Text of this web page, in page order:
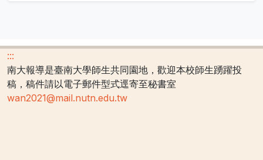
:::
南大報導是臺南大學師生共同園地，歡迎本校師生踴躍投
稿，稿件請以電子郵件型式逕寄至秘書室
wan2021@mail.nutn.edu.tw